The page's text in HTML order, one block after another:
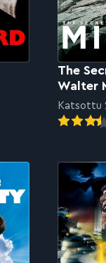
The
Walter
Katsottu